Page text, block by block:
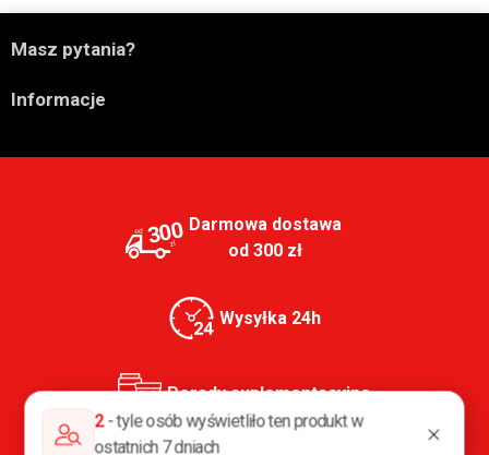
Masz pytania?
Informacje
300 Darmowa dostawa
od 300 zł
Wysyłka 24h
Porady suplementacyjne